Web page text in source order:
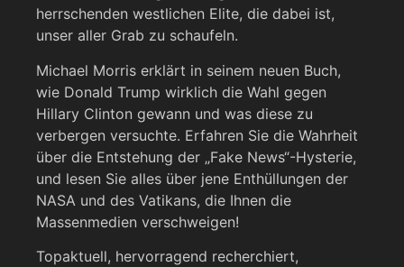
herrschenden westlichen Elite, die dabei ist,
unser aller Grab zu schaufeln.
Michael Morris erklärt in seinem neuen Buch,
wie Donald Trump wirklich die Wahl gegen
Hillary Clinton gewann und was diese zu
verbergen versuchte. Erfahren Sie die Wahrheit
über die Entstehung der „Fake News“-Hysterie,
und lesen Sie alles über jene Enthüllungen der
NASA und des Vatikans, die Ihnen die
Massenmedien verschweigen!
Topaktuell, hervorragend recherchiert,